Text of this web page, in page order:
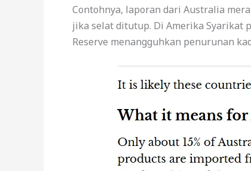
Contohnya, laporan dari Australia
jika selat ditutup. Di Amerika Syarikat
Reserve menangguhkan penurunan